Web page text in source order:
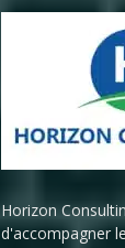
Horizon
d'accompagner